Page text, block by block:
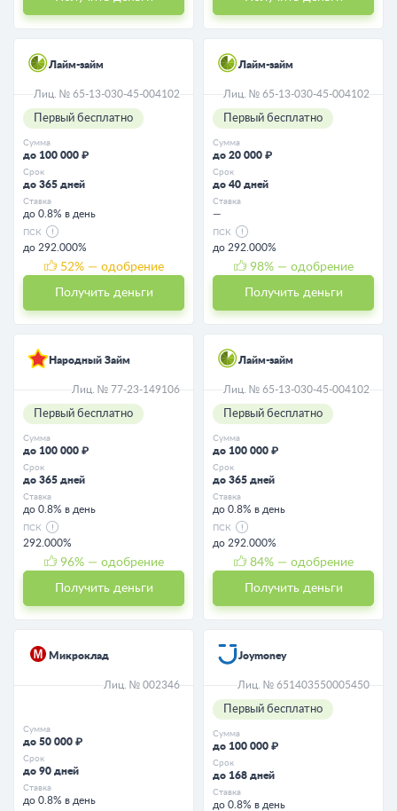
Лайм-займ
Лиц. № 65-13-030-45-004102
Первый бесплатно
Сумма
до 100 000 ₽
Срок
до 365 дней
Ставка
до 0.8% в день
ПСК
до 292.000%
52% — одобрение
Получить деньги
Лайм-займ
Лиц. № 65-13-030-45-004102
Первый бесплатно
Сумма
до 20 000 ₽
Срок
до 40 дней
Ставка
—
ПСК
до 292.000%
98% — одобрение
Получить деньги
Народный Займ
Лиц. № 77-23-149106
Первый бесплатно
Сумма
до 100 000 ₽
Срок
до 365 дней
Ставка
до 0.8% в день
ПСК
292.000%
96% — одобрение
Получить деньги
Лайм-займ
Лиц. № 65-13-030-45-004102
Первый бесплатно
Сумма
до 100 000 ₽
Срок
до 365 дней
Ставка
до 0.8% в день
ПСК
до 292.000%
84% — одобрение
Получить деньги
Микроклад
Лиц. № 002346
Сумма
до 50 000 ₽
Срок
до 90 дней
Ставка
до 0.8% в день
Joymoney
Лиц. № 651403550005450
Первый бесплатно
Сумма
до 100 000 ₽
Срок
до 168 дней
Ставка
до 0.8% в день